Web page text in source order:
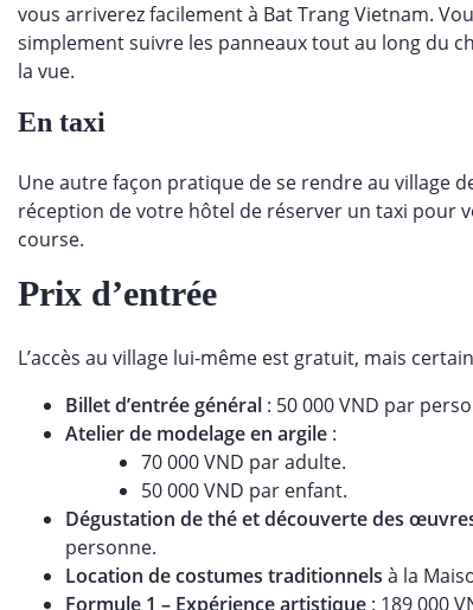
vous arriverez facilement à Bat Trang Vietnam.
simplement suivre les panneaux tout au long du
la vue.
En taxi
Une autre façon pratique de se rendre au village
réception de votre hôtel de réserver un taxi pour
course.
Prix d’entrée
L’accès au village lui-même est gratuit, mais
Billet d’entrée général : 50 000 VND par
Atelier de modelage en argile :
70 000 VND par adulte.
50 000 VND par enfant.
Dégustation de thé et découverte des
personne.
Location de costumes traditionnels à la
Formule 1 – Expérience artistique : 189 000